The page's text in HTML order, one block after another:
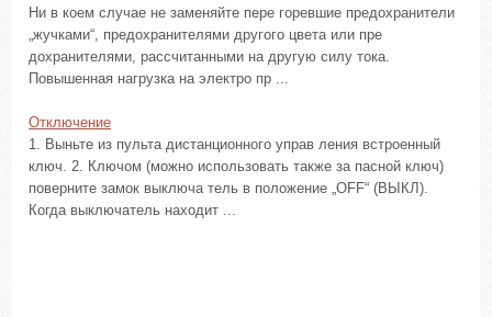
Ни в коем случае не заменяйте пере горевшие предохранители
„жучками“, предохранителями другого цвета или пре
дохранителями, рассчитанными на другую силу тока.
Повышенная нагрузка на электро пр ...
Отключение
1. Выньте из пульта дистанционного управ ления встроенный
ключ. 2. Ключом (можно использовать также за пасной ключ)
поверните замок выключа тель в положение „OFF“ (ВЫКЛ).
Когда выключатель находит ...